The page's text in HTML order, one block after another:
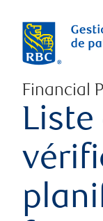
Financial
Liste